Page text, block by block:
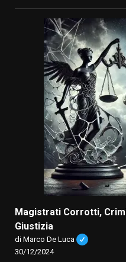
Magistrati Corrotti,
Giustizia
di Marco De Luca
30/12/2024